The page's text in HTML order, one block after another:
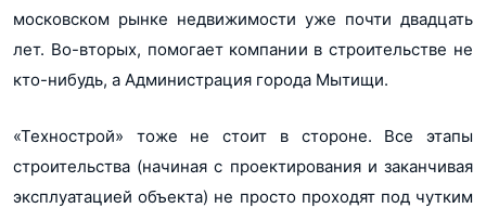
московском рынке недвижимости уже почти двадцать
лет. Во-вторых, помогает компании в строительстве не
кто-нибудь, а Администрация города Мытищи.
«Технострой» тоже не стоит в стороне. Все этапы
строительства (начиная с проектирования и заканчивая
эксплуатацией объекта) не просто проходят под чутким